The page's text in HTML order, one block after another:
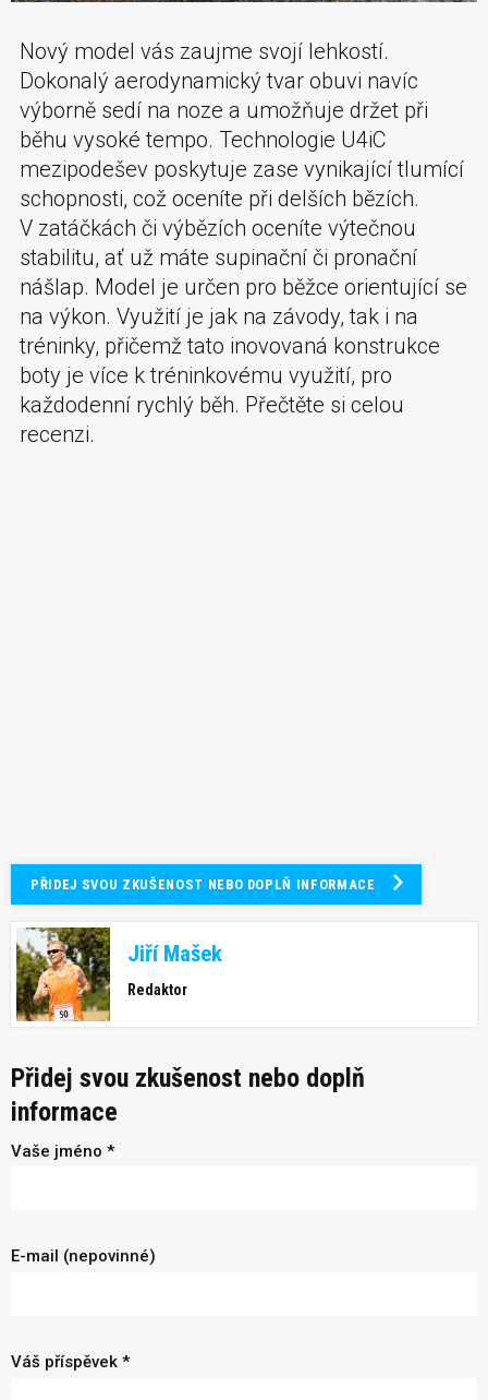
Nový model vás zaujme svojí lehkostí.
Dokonalý aerodynamický tvar obuvi navíc
výborně sedí na noze a umožňuje držet při
běhu vysoké tempo. Technologie U4iC
mezipodešev poskytuje zase vynikající tlumící
schopnosti, což oceníte při delších bězích.
V zatáčkách či výbězích oceníte výtečnou
stabilitu, ať už máte supinační či pronační
nášlap. Model je určen pro běžce orientující se
na výkon. Využití je jak na závody, tak i na
tréninky, přičemž tato inovovaná konstrukce
boty je více k tréninkovému využití, pro
každodenní rychlý běh. Přečtěte si celou
recenzi.
PŘIDEJ SVOU ZKUŠENOST NEBO DOPLŇ INFORMACE
Jiří Mašek
Redaktor
Přidej svou zkušenost nebo doplň
informace
Vaše jméno *
E-mail (nepovinné)
Váš příspěvek *